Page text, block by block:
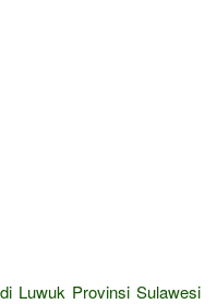
Luwuk Provinsi Sulawesi